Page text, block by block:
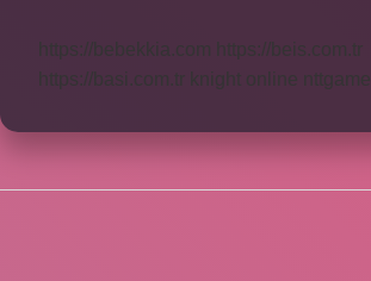
https://bebekkia.com
https://beis.com.tr
https://basi.com.tr
knight online nttgame